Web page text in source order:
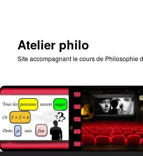
Atelier philo
Site accompagnant le cours de Philosophie